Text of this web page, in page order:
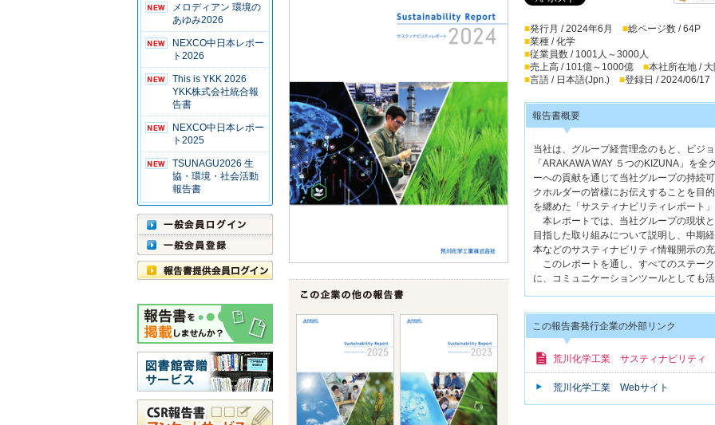
メロディアン 環境の
あゆみ2026
NEXCO中日本レポー
ト2026
This is YKK 2026
YKK株式会社統合報
告書
NEXCO中日本レポー
ト2025
TSUNAGU2026 生
協・環境・社会活動
報告書
■発行月 / 2024年6月 ■総ページ数 / 64P
■業種 / 化学
■従業員数 / 1001人～3000人
■売上高 / 101億～1000億 ■本社所在地 /
■言語 / 日本語(Jpn.) ■登録日 / 2024/06/17
報告書概要
当社は、グループ経営理念のもと、ビジ
「ARAKAWA WAY ５つのKIZUNA」を
ーへの貢献を通じて当社グループの持続
クホルダーの皆様にお伝えすることを目
を纏めた「サスティナビリティレポート
本レポートでは、当社グループの現状
目指した取り組みについて説明し、中期
本などのサスティナビリティ情報開示の
このレポートを通し、すべてのステー
に、コミュニケーションツールとしても
この報告書発行企業の外部リンク
荒川化学工業 サスティナビリティ
荒川化学工業 Webサイト